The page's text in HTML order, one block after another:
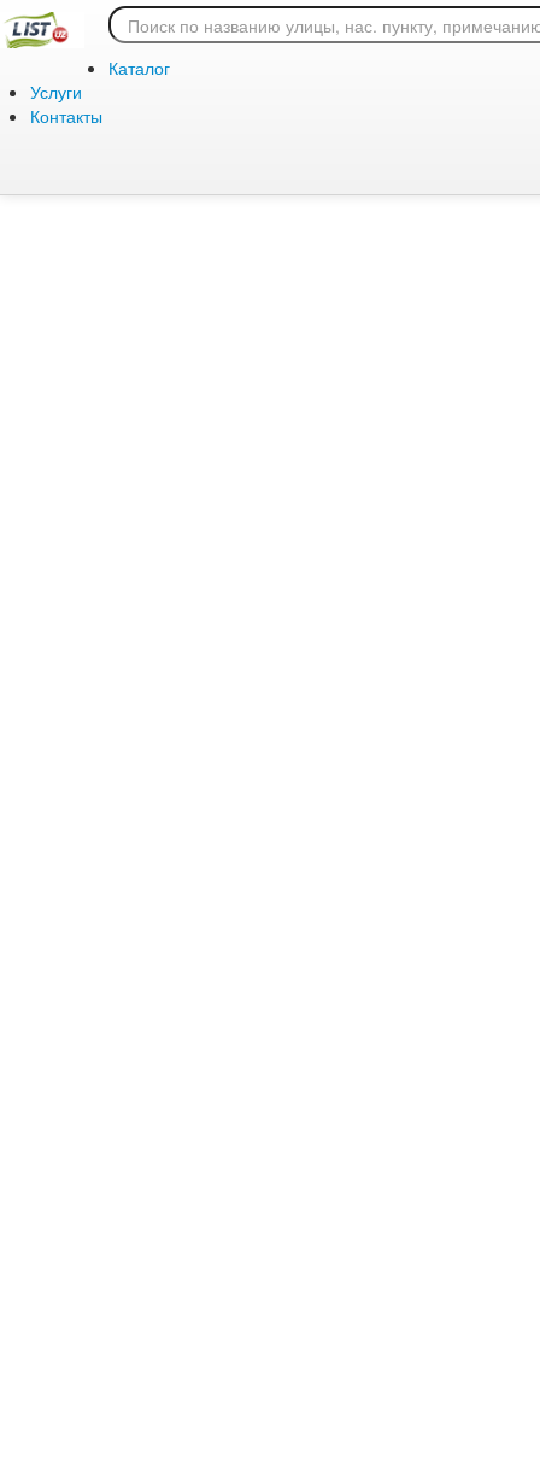
Каталог
Услуги
Контакты
Ошибка 404: страница